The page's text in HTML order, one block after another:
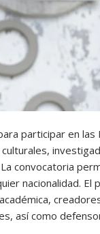
participar en las
convocatoria
nacionalidad. El
así como